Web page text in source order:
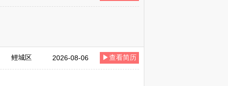
鲤城区 2026-08-06 ▶查看简历